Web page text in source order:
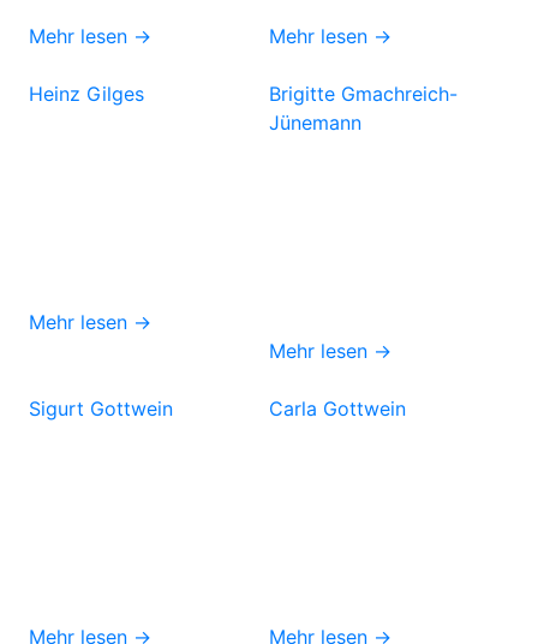
Mehr lesen → Mehr lesen →
Heinz Gilges
Mehr lesen →
Brigitte Gmachreich-
Jünemann
Mehr lesen →
Sigurt Gottwein
Mehr lesen →
Carla Gottwein
Mehr lesen →